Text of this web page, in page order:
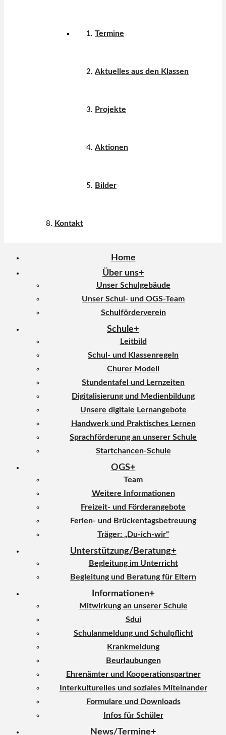
Termine
Aktuelles aus den Klassen
Projekte
Aktionen
Bilder
Kontakt
Home
Über uns
Unser Schulgebäude
Unser Schul- und OGS-Team
Schulförderverein
Schule
Leitbild
Schul- und Klassenregeln
Churer Modell
Stundentafel und Lernzeiten
Digitalisierung und Medienbildung
Unsere digitale Lernangebote
Handwerk und Praktisches Lernen
Sprachförderung an unserer Schule
Startchancen-Schule
OGS
Team
Weitere Informationen
Freizeit- und Förderangebote
Ferien- und Brückentagsbetreuung
Träger: „Du-ich-wir“
Unterstützung/Beratung
Begleitung im Unterricht
Begleitung und Beratung für Eltern
Informationen
Mitwirkung an unserer Schule
Sdui
Schulanmeldung und Schulpflicht
Krankmeldung
Beurlaubungen
Ehrenämter und Kooperationspartner
Interkulturelles und soziales Miteinander
Formulare und Downloads
Infos für Schüler
News/Termine